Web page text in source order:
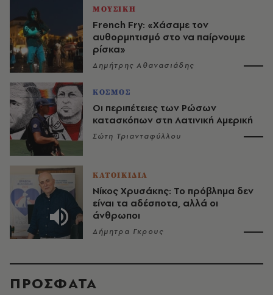
ΜΟΥΣΙΚΗ
French Fry: «Χάσαμε τον
αυθορμητισμό στο να παίρνουμε
ρίσκα»
Δημήτρης Αθανασιάδης
ΚΟΣΜΟΣ
Οι περιπέτειες των Ρώσων
κατασκόπων στη Λατινική Αμερική
Σώτη Τριανταφύλλου
ΚΑΤΟΙΚΙΔΙΑ
Νίκος Χρυσάκης: Το πρόβλημα δεν
είναι τα αδέσποτα, αλλά οι
άνθρωποι
Δήμητρα Γκρους
ΠΡΟΣΦΑΤΑ